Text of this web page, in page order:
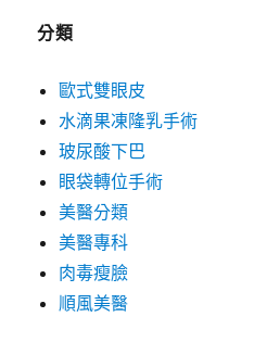
分類
歐式雙眼皮
水滴果凍隆乳手術
玻尿酸下巴
眼袋轉位手術
美醫分類
美醫專科
肉毒瘦臉
順風美醫